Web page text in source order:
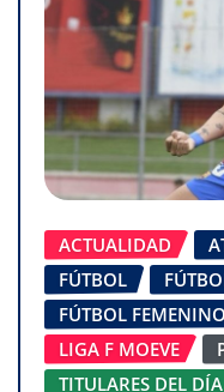
ACTUALIDAD
FÚTBOL
FÚTBOL FEMENINO
LIGA F MOEVE
TITULARES DEL DÍA